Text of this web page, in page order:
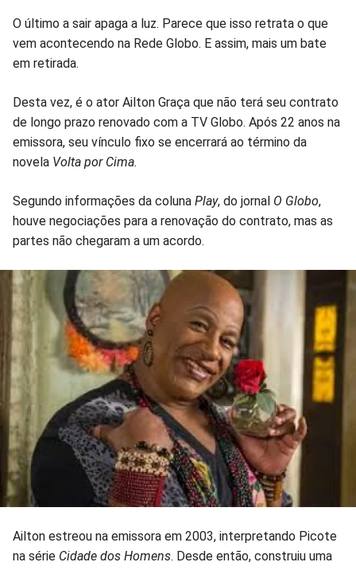
O último a sair apaga a luz. Parece que isso retrata o que
vem acontecendo na Rede Globo. E assim, mais um bate
em retirada.
Desta vez, é o ator Ailton Graça que não terá seu contrato
de longo prazo renovado com a TV Globo. Após 22 anos na
emissora, seu vínculo fixo se encerrará ao término da
novela Volta por Cima.
Segundo informações da coluna Play, do jornal O Globo,
houve negociações para a renovação do contrato, mas as
partes não chegaram a um acordo.
Ailton estreou na emissora em 2003, interpretando Picote
na série Cidade dos Homens. Desde então, construiu uma